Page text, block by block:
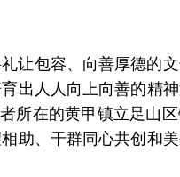
让包容、向善厚德的
出人人向上向善的精
所在的黄甲镇立足山
助、干群同心共创和